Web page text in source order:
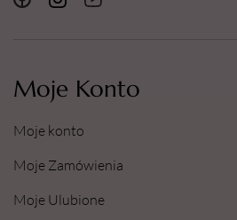
Moje Konto
Moje konto
Moje Zamówienia
Moje Ulubione